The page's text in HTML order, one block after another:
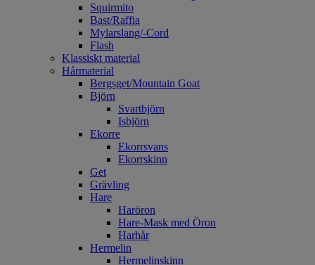
Squirmito
Bast/Raffia
Mylarslang/-Cord
Flash
Klassiskt material
Hårmaterial
Bergsget/Mountain Goat
Björn
Svartbjörn
Isbjörn
Ekorre
Ekorrsvans
Ekorrskinn
Get
Grävling
Hare
Haröron
Hare-Mask med Öron
Harhår
Hermelin
Hermelinskinn